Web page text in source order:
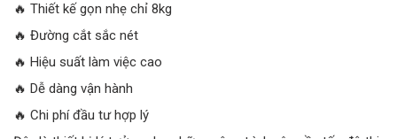
🔥 Thiết kế gọn nhẹ chỉ 8kg
🔥 Đường cắt sắc nét
🔥 Hiệu suất làm việc cao
🔥 Dễ dàng vận hành
🔥 Chi phí đầu tư hợp lý